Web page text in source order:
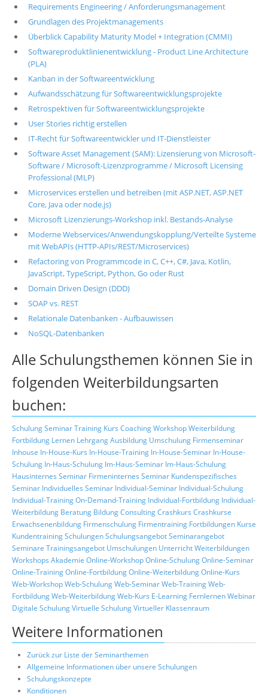
Requirements Engineering / Anforderungsmanagement
Grundlagen des Projektmanagements
Überblick Capability Maturity Model + Integration (CMMI)
Softwareproduktlinienentwicklung - Product Line Architecture
(PLA)
Kanban in der Softwareentwicklung
Aufwandsschätzung für Softwareentwicklungsprojekte
Retrospektiven für Softwareentwicklungsprojekte
User Stories richtig erstellen
IT-Recht für Softwareentwickler und IT-Dienstleister
Software Asset Management (SAM): Lizensierung von Microsoft-
Software / Microsoft-Lizenzprogramme / Microsoft Licensing
Professional (MLP)
Microservices erstellen und betreiben (mit ASP.NET, ASP.NET
Core, Java oder node.js)
Microsoft Lizenzierungs-Workshop inkl. Bestands-Analyse
Moderne Webservices/Anwendungskopplung/Verteilte Systeme
mit WebAPIs (HTTP-APIs/REST/Microservices)
Refactoring von Programmcode in C, C++, C#, Java, Kotlin,
JavaScript, TypeScript, Python, Go oder Rust
Domain Driven Design (DDD)
SOAP vs. REST
Relationale Datenbanken - Aufbauwissen
NoSQL-Datenbanken
Alle Schulungsthemen können Sie in
folgenden Weiterbildungsarten
buchen:
SchulungSeminarTraining Kurs CoachingWorkshopWeiterbildung
Fortbildung Lernen LehrgangAusbildung Umschulung Firmenseminar
Inhouse In-House-Kurs In-House-Training In-House-Seminar In-House-
Schulung In-Haus-Schulung Im-Haus-Seminar Im-Haus-Schulung
Hausinternes Seminar Firmeninternes Seminar Kundenspezifisches
Seminar Individuelles Seminar Individual-Seminar Individual-Schulung
Individual-TrainingOn-Demand-Training Individual-Fortbildung Individual-
Weiterbildung Beratung BildungConsultingCrashkurs Crashkurse
Erwachsenenbildung Firmenschulung Firmentraining Fortbildungen Kurse
KundentrainingSchulungenSchulungsangebotSeminarangebot
Seminare Trainingsangebot Umschulungen UnterrichtWeiterbildungen
Workshops Akademie Online-WorkshopOnline-SchulungOnline-Seminar
Online-TrainingOnline-FortbildungOnline-WeiterbildungOnline-Kurs
Web-WorkshopWeb-SchulungWeb-SeminarWeb-TrainingWeb-
FortbildungWeb-WeiterbildungWeb-Kurs E-Learning FernlernenWebinar
Digitale SchulungVirtuelle SchulungVirtueller Klassenraum
Weitere Informationen
Zurück zur Liste der Seminarthemen
Allgemeine Informationen über unsere Schulungen
Schulungskonzepte
Konditionen